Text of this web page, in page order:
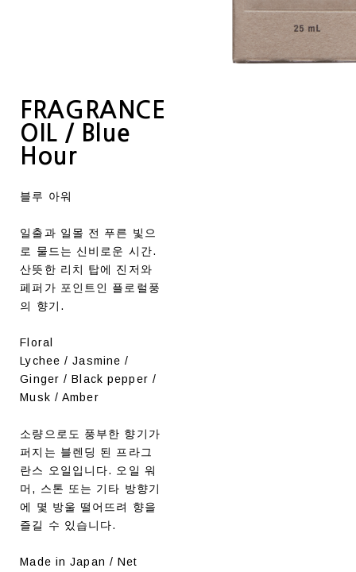
FRAGRANCE
OIL / Blue
Hour
블루 아워
일출과 일몰 전 푸른 빛으
로 물드는 신비로운 시간.
산뜻한 리치 탑에 진저와
페퍼가 포인트인 플로럴풍
의 향기.
Floral
Lychee / Jasmine /
Ginger / Black pepper /
Musk / Amber
소량으로도 풍부한 향기가
퍼지는 블렌딩 된 프라그
란스 오일입니다. 오일 워
머, 스톤 또는 기타 방향기
에 몇 방울 떨어뜨려 향을
즐길 수 있습니다.
Made in Japan / Net